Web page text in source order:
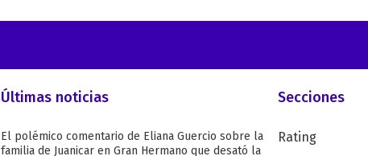
Últimas noticias
El polémico comentario de Eliana Guercio sobre la
familia de Juanicar en Gran Hermano que desató la
Secciones
Rating